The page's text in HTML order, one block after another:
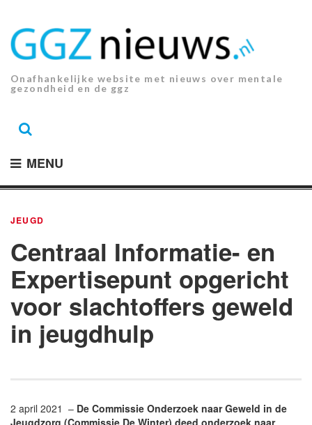
inhoud.
Onafhankelijke website met nieuws over mentale
gezondheid en de ggz
MENU
JEUGD
Centraal Informatie- en
Expertisepunt opgericht
voor slachtoffers geweld
in jeugdhulp
2 april 2021 – De Commissie Onderzoek naar Geweld in de
Jeugdzorg (Commissie De Winter) deed onderzoek naar